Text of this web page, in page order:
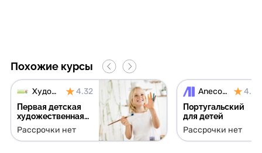
Похожие курсы
Художка.Онлайн 4.32
Первая детская
художественная
онлайн-школа
Рассрочки нет
Anecole 4.71
Португальский
для детей
Рассрочки нет